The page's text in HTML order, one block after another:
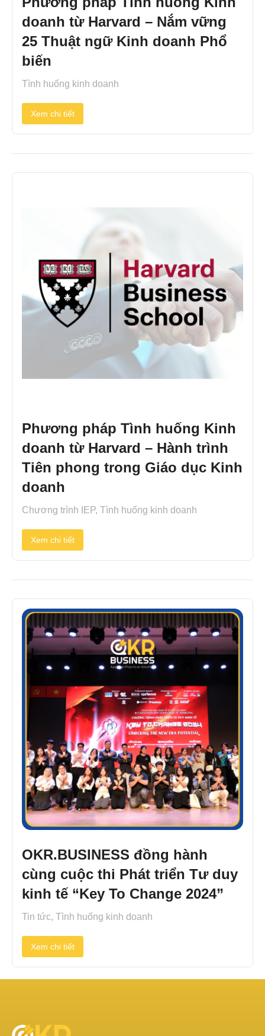
doanh từ Harvard – Nắm vững
25 Thuật ngữ Kinh doanh Phổ
biến
Tình huống kinh doanh
Xem chi tiết
Phương pháp Tình huống Kinh
doanh từ Harvard – Hành trình
Tiên phong trong Giáo dục Kinh
doanh
Chương trình IEP, Tình huống kinh doanh
Xem chi tiết
OKR.BUSINESS đồng hành
cùng cuộc thi Phát triển Tư duy
kinh tế “Key To Change 2024”
Tin tức, Tình huống kinh doanh
Xem chi tiết